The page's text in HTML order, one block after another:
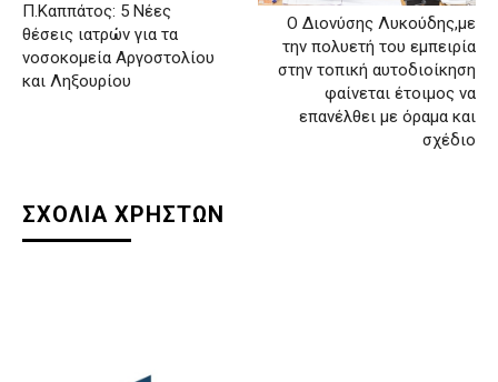
Π.Καππάτος: 5 Νέες
θέσεις ιατρών για τα
νοσοκομεία Αργοστολίου
και Ληξουρίου
Ο Διονύσης Λυκούδης,με
την πολυετή του εμπειρία
στην τοπική αυτοδιοίκηση
φαίνεται έτοιμος να
επανέλθει με όραμα και
σχέδιο
ΣΧΟΛΙΑ ΧΡΗΣΤΩΝ